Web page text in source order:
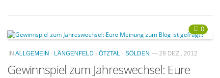
0
IN ALLGEMEIN · LÄNGENFELD · ÖTZTAL · SÖLDEN — 28 DEZ., 2012
Gewinnspiel zum Jahreswechsel: Eure